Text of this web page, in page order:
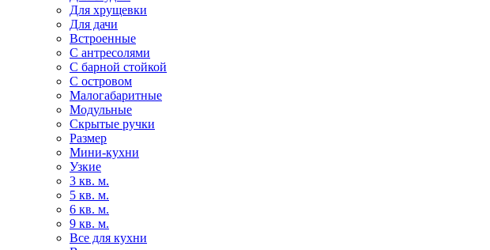
Для хрущевки
Для дачи
Встроенные
С антресолями
С барной стойкой
С островом
Малогабаритные
Модульные
Скрытые ручки
Размер
Мини-кухни
Узкие
3 кв. м.
5 кв. м.
6 кв. м.
9 кв. м.
Все для кухни